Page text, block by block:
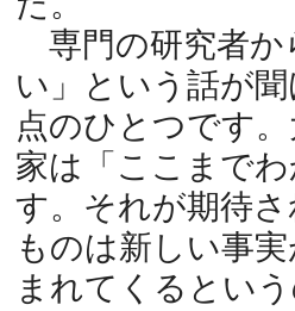
専門の研究者か
い」という話が
点のひとつです
家は「ここまで
す。それが期待
ものは新しい事
まれてくるとい